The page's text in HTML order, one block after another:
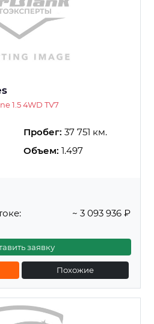
1.5 4WD TV7
Пробег: 37 751 км.
Объем: 1.497
~ 3 093 936 ₽
заявку
Похожие